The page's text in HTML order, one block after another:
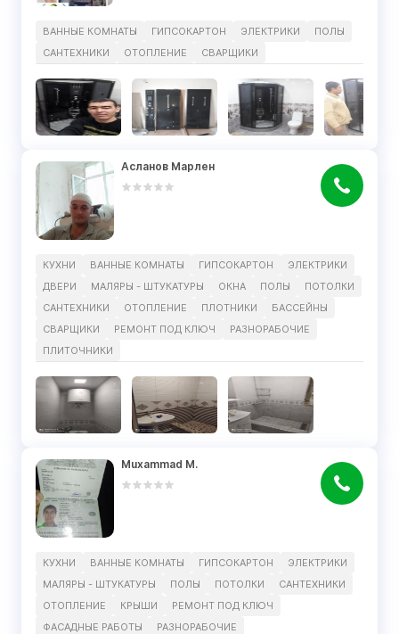
ВАННЫЕ КОМНАТЫ ГИПСОКАРТОН ЭЛЕКТРИКИ
ПОЛЫ
САНТЕХНИКИ
ОТОПЛЕНИЕ СВАРЩИКИ
Асланов Марлен
КУХНИ ВАННЫЕ КОМНАТЫ ГИПСОКАРТОН
ЭЛЕКТРИКИ
ДВЕРИ
МАЛЯРЫ - ШТУКАТУРЫ ОКНА ПОЛЫ
ПОТОЛКИ
САНТЕХНИКИ
ОТОПЛЕНИЕ ПЛОТНИКИ
БАССЕЙНЫ
СВАРЩИКИ
РЕМОНТ ПОД КЛЮЧ
РАЗНОРАБОЧИЕ
ПЛИТОЧНИКИ
Muxammad M.
КУХНИ ВАННЫЕ КОМНАТЫ ГИПСОКАРТОН
ЭЛЕКТРИКИ
МАЛЯРЫ - ШТУКАТУРЫ
ПОЛЫ ПОТОЛКИ
САНТЕХНИКИ
ОТОПЛЕНИЕ
КРЫШИ
РЕМОНТ ПОД КЛЮЧ
ФАСАДНЫЕ РАБОТЫ
РАЗНОРАБОЧИЕ